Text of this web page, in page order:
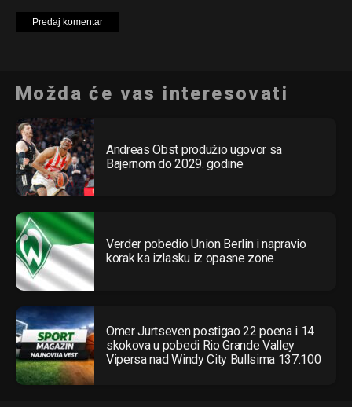
Možda će vas interesovati
Andreas Obst produžio ugovor sa
Bajernom do 2029. godine
Verder pobedio Union Berlin i napravio
korak ka izlasku iz opasne zone
Omer Jurtseven postigao 22 poena i 14
skokova u pobedi Rio Grande Valley
Vipersa nad Windy City Bullsima 137:100